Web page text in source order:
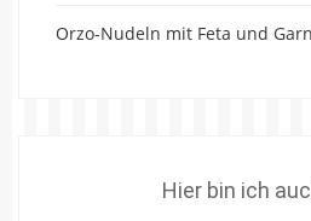
Orzo-Nudeln mit Feta und
Hier bin ich